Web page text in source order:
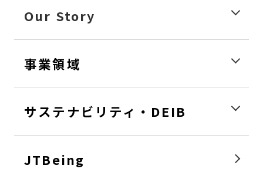
Our Story
事業領域
サステナビリティ・DEIB
JTBeing